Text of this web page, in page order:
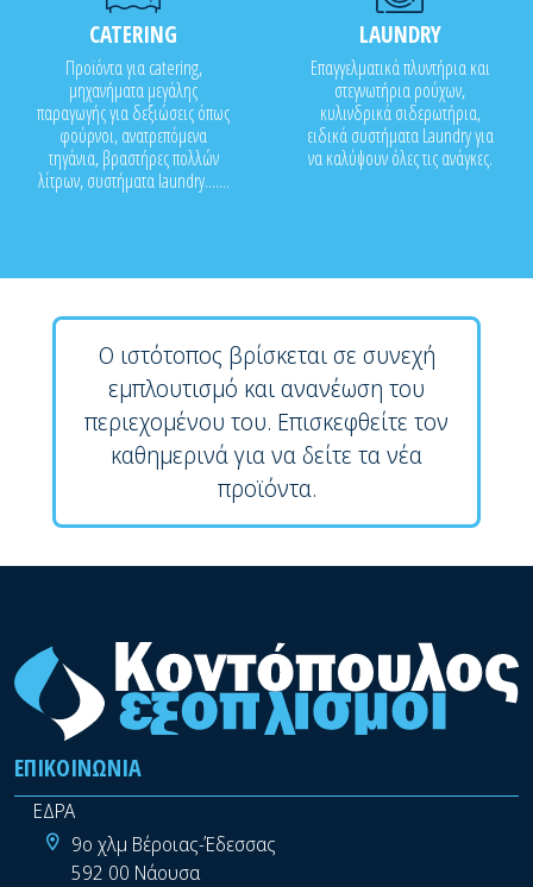
CATERING
Προϊόντα για catering,
μηχανήματα μεγάλης
παραγωγής για δεξιώσεις όπως
φούρνοι, ανατρεπόμενα
τηγάνια, βραστήρες πολλών
λίτρων, συστήματα laundry.......
LAUNDRY
Επαγγελματικά πλυντήρια και
στεγνωτήρια ρούχων,
κυλινδρικά σιδερωτήρια,
ειδικά συστήματα Laundry για
να καλύψουν όλες τις ανάγκες.
Ο ιστότοπος βρίσκεται σε συνεχή
εμπλουτισμό και ανανέωση του
περιεχομένου του. Επισκεφθείτε τον
καθημερινά για να δείτε τα νέα
προϊόντα.
ΕΠΙΚΟΙΝΩΝΊΑ
ΕΔΡΑ
9ο χλμ Βέροιας-Έδεσσας
592 00 Νάουσα